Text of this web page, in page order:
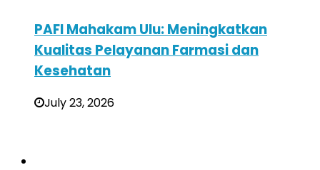
PAFI Mahakam Ulu: Meningkatkan
Kualitas Pelayanan Farmasi dan
Kesehatan
July 23, 2026